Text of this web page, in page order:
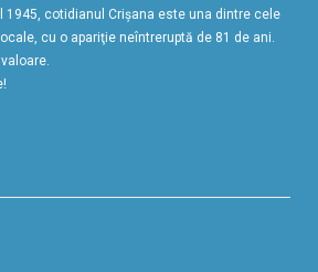
1945, cotidianul Crişana este una dintre cele
cu o apariţie neîntreruptă de 81 de ani.